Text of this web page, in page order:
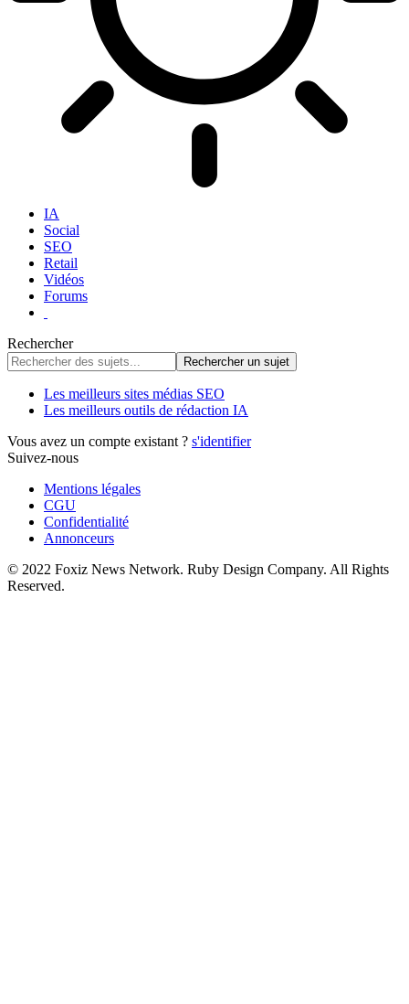
IA
Social
SEO
Retail
Vidéos
Forums
Rechercher
Les meilleurs sites médias SEO
Les meilleurs outils de rédaction IA
Vous avez un compte existant ? s'identifier
Suivez-nous
Mentions légales
CGU
Confidentialité
Annonceurs
© 2022 Foxiz News Network. Ruby Design Company. All Rights
Reserved.